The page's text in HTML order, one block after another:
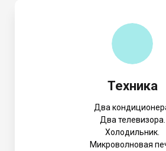
Техника
Два
Два телевизора.
Холодильник.
Микроволновая